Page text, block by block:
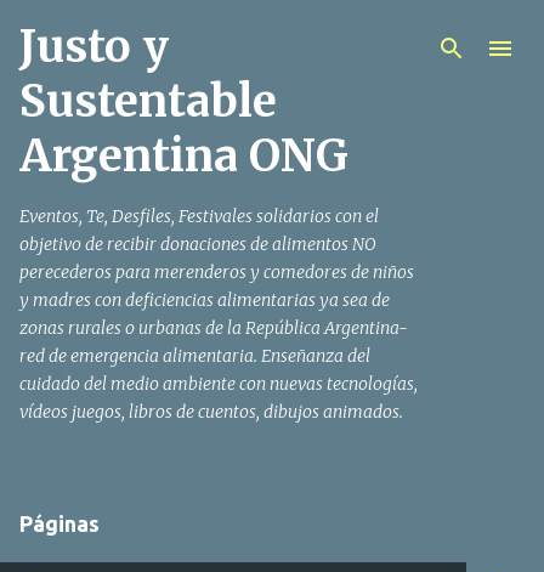
Justo y
Sustentable
Argentina ONG
Eventos, Te, Desfiles, Festivales solidarios con el
objetivo de recibir donaciones de alimentos NO
perecederos para merenderos y comedores de niños
y madres con deficiencias alimentarias ya sea de
zonas rurales o urbanas de la República Argentina-
red de emergencia alimentaria. Enseñanza del
cuidado del medio ambiente con nuevas tecnologías,
vídeos juegos, libros de cuentos, dibujos animados.
Páginas